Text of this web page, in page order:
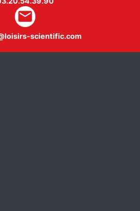
mail
scientific.com